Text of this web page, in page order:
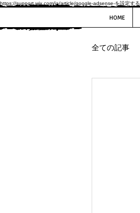
https://support.wix.com/ja/article/google-adsense-を設定する
HOME
全ての記事